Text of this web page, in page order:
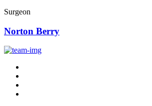
Surgeon
Norton Berry